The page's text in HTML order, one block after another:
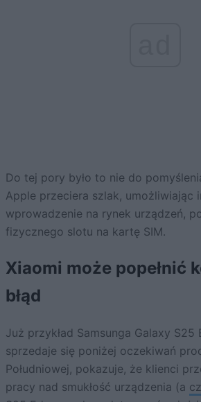
Do tej pory było to nie do
Apple przeciera szlak, umożliwiając
wprowadzenie na rynek urządzeń,
fizycznego slotu na kartę SIM.
Xiaomi może popełnić
błąd
Już przykład Samsunga Galaxy S25
sprzedaje się poniżej oczekiwań
Południowej, pokazuje, że klienci
pracy nad smukłość urządzenia (a